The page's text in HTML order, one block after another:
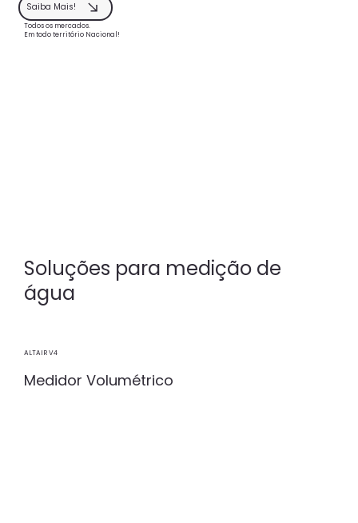
Saiba Mais!
Todos os mercados.
Em todo território Nacional!
Soluções para medição de
água
ALTAIR V4
Medidor Volumétrico